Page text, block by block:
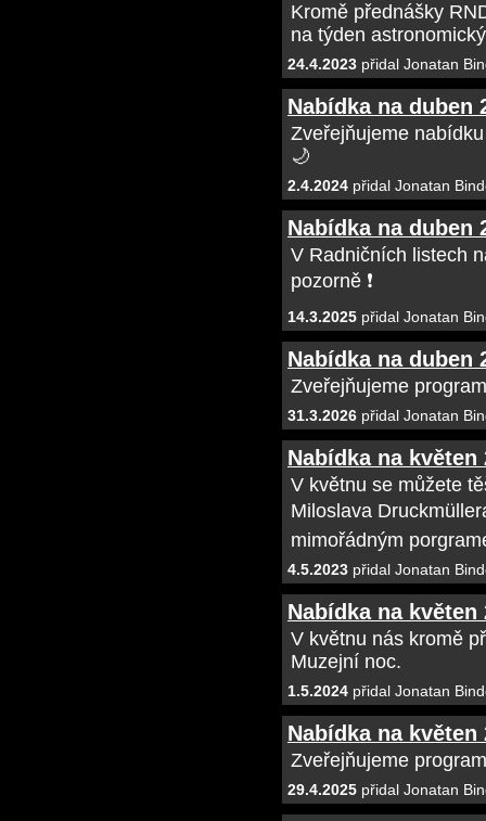
Kromě přednášky
na týden
24.4.2023 přidal Jonatan
Nabídka na duben
Zveřejňujeme
🌙
2.4.2024 přidal Jonatan
Nabídka na duben
V Radničních listech
pozorně ❗
14.3.2025 přidal Jonatan
Nabídka na duben
Zveřejňujeme
31.3.2026 přidal Jonatan
Nabídka na květen
V květnu se můžete
Miloslava
mimořádným
4.5.2023 přidal Jonatan
Nabídka na květen
V květnu nás kromě
Muzejní noc.
1.5.2024 přidal Jonatan
Nabídka na květen
Zveřejňujeme
29.4.2025 přidal Jonatan